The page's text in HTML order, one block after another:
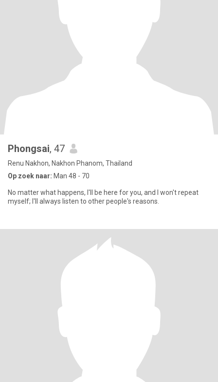
Phongsai, 47
Renu Nakhon, Nakhon Phanom, Thailand
Op zoek naar: Man 48 - 70
No matter what happens, I'll be here for you, and I won't repeat
myself; I'll always listen to other people's reasons.